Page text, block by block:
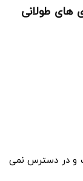
های طولانی
و در دسترس نمی